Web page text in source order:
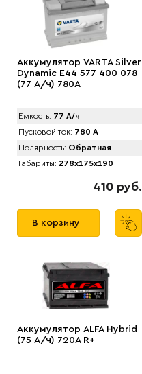
Аккумулятор VARTA Silver
Dynamic E44 577 400 078
(77 А/ч) 780А
Емкость: 77 А/ч
Пусковой ток: 780 А
Полярность: Обратная
Габариты: 278x175x190
410 руб.
В корзину
Аккумулятор ALFA Hybrid
(75 А/ч) 720A R+